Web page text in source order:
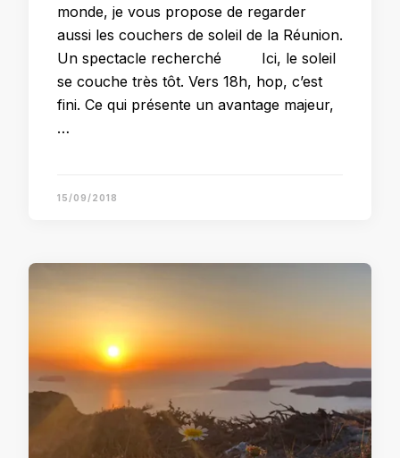
monde, je vous propose de regarder
aussi les couchers de soleil de la Réunion.
Un spectacle recherché Ici, le soleil
se couche très tôt. Vers 18h, hop, c’est
fini. Ce qui présente un avantage majeur,
…
15/09/2018